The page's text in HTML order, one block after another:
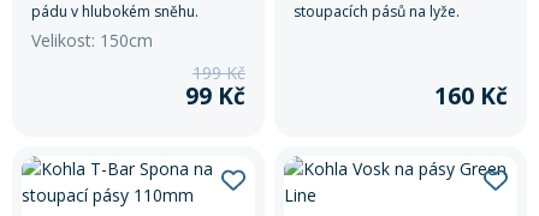
pádu v hlubokém sněhu.
Velikost: 150cm
199 Kč
99 Kč
stoupacích pásů na lyže.
160 Kč